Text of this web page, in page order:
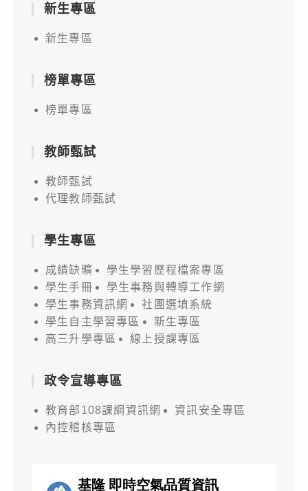
新生專區
新生專區
榜單專區
榜單專區
教師甄試
教師甄試
代理教師甄試
學生專區
成績缺曠
學生學習歷程檔案專區
學生手冊
學生事務與轉導工作網
學生事務資訊網
社團選填系統
學生自主學習專區
新生專區
高三升學專區
線上授課專區
政令宣導專區
教育部108課綱資訊網
資訊安全專區
內控稽核專區